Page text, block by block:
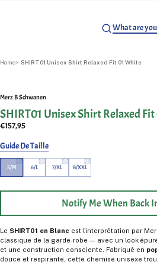
Home SHIRT01 Unisex Shirt Relaxed Fit 01 White
Merz B Schwanen
SHIRT01 Unisex Shirt Relaxed
€157,95
Guide De Taille
5/M 6/L 7/XL 8/XXL
Notify Me When Back
Le SHIRT01 en Blanc est l'interprétation par
classique de la garde-robe — avec un look
et une construction consciente. Fabriqué en
douce et respirante, cette chemise unisexe